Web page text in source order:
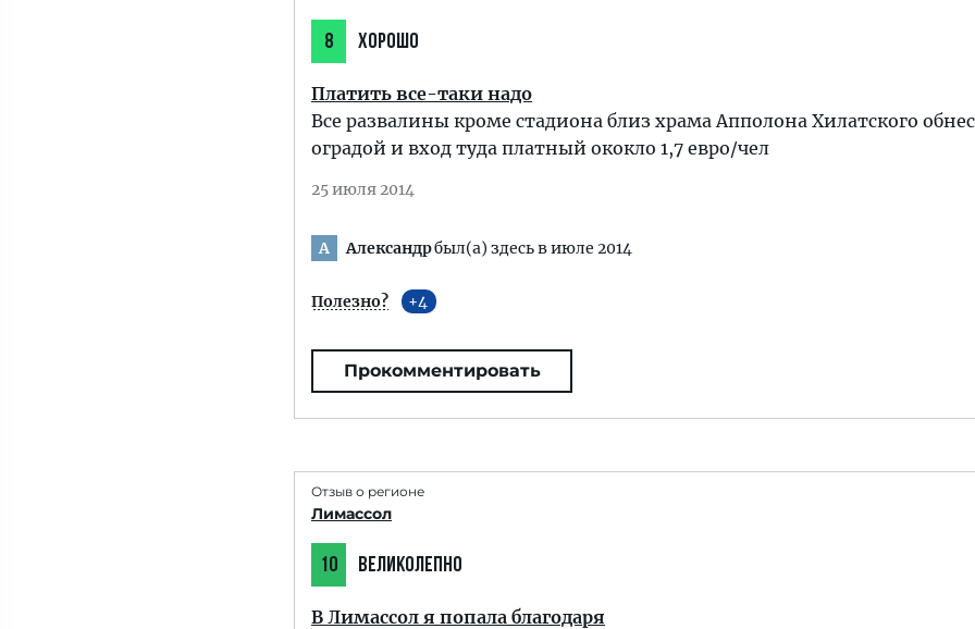
8 ХОРОШО
Платить все-таки надо
Все развалины кроме стадиона близ храма Апполона Хилатского
оградой и вход туда платный ококло 1,7 евро/чел
25 июля 2014
А Александрбыл(а) здесь в июле 2014
Полезно? 4
Прокомментировать
Отзыв о регионе
Лимассол
10 ВЕЛИКОЛЕПНО
В Лимассол я попала благодаря